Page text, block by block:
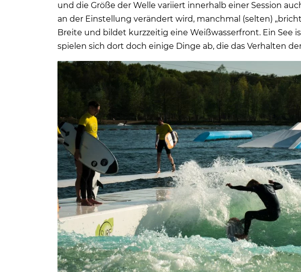
und die Größe der Welle variiert innerhalb einer Session
an der Einstellung verändert wird, manchmal (selten)
Breite und bildet kurzzeitig eine Weißwasserfront. Ein See
spielen sich dort doch einige Dinge ab, die das Verhalten